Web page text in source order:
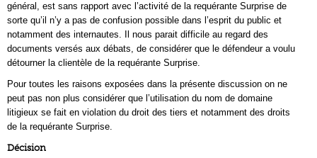
général, est sans rapport avec l’activité de la requérante Surprise de
sorte qu’il n’y a pas de confusion possible dans l’esprit du public et
notamment des internautes. Il nous parait difficile au regard des
documents versés aux débats, de considérer que le défendeur a voulu
détourner la clientèle de la requérante Surprise.
Pour toutes les raisons exposées dans la présente discussion on ne
peut pas non plus considérer que l’utilisation du nom de domaine
litigieux se fait en violation du droit des tiers et notamment des droits
de la requérante Surprise.
Décision